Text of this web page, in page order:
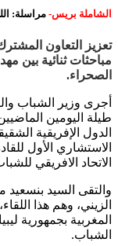
الشاملة بريس-مراسلة:
تعزيز التعاون
مباحثات ثنائية بين
الصحراء.
أجرى وزير الشباب
طيلة اليومين
الدول الإفريقية
الاستشاري الأول
الاتحاد الافريقي
والتقى السيد بنسعيد
الزيني، وهم هذا
المغربية بجمهورية
الشباب.